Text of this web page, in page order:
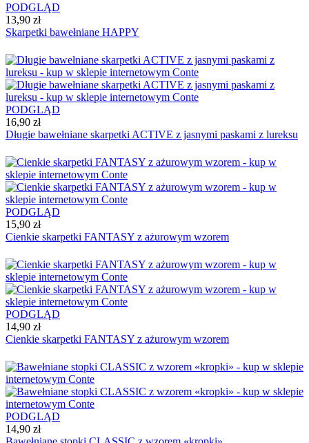
PODGLĄD
13,90 zł
Skarpetki bawełniane HAPPY
PODGLĄD
16,90 zł
Długie bawełniane skarpetki ACTIVE z jasnymi paskami z lureksu
PODGLĄD
15,90 zł
Cienkie skarpetki FANTASY z ażurowym wzorem
PODGLĄD
14,90 zł
Cienkie skarpetki FANTASY z ażurowym wzorem
PODGLĄD
14,90 zł